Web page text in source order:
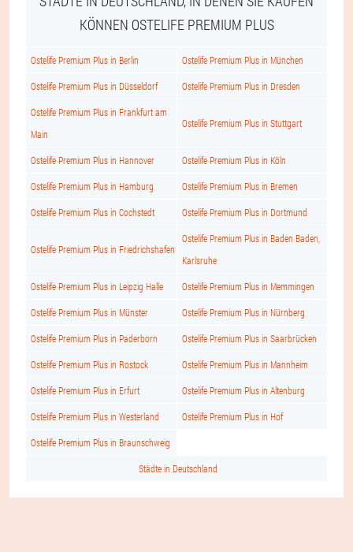
KÖNNEN OSTELIFE PREMIUM PLUS
Ostelife Premium Plus in Berlin Ostelife Premium Plus in München
Ostelife Premium Plus in Düsseldorf Ostelife Premium Plus in Dresden
Ostelife Premium Plus in Frankfurt am
Main
Ostelife Premium Plus in Stuttgart
Ostelife Premium Plus in Hannover Ostelife Premium Plus in Köln
Ostelife Premium Plus in Hamburg Ostelife Premium Plus in Bremen
Ostelife Premium Plus in Cochstedt Ostelife Premium Plus in Dortmund
Ostelife Premium Plus in Friedrichshafen
Ostelife Premium Plus in Baden Baden,
Karlsruhe
Ostelife Premium Plus in Leipzig Halle Ostelife Premium Plus in Memmingen
Ostelife Premium Plus in Münster Ostelife Premium Plus in Nürnberg
Ostelife Premium Plus in Paderborn Ostelife Premium Plus in Saarbrücken
Ostelife Premium Plus in Rostock Ostelife Premium Plus in Mannheim
Ostelife Premium Plus in Erfurt Ostelife Premium Plus in Altenburg
Ostelife Premium Plus in Westerland Ostelife Premium Plus in Hof
Ostelife Premium Plus in Braunschweig
Städte in Deutschland